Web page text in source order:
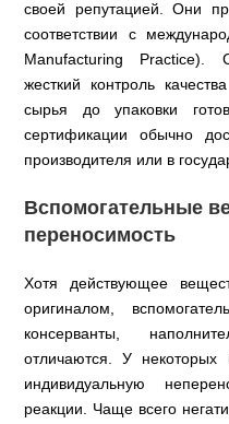
своей репутацией. Они
соответствии с
Manufacturing Practice).
жесткий контроль
сырья до упаковки
сертификации обычно
производителя или в
Вспомогательные
переносимость
Хотя действующее
оригиналом,
консерванты,
отличаются. У некоторых
индивидуальную
реакции. Чаще всего